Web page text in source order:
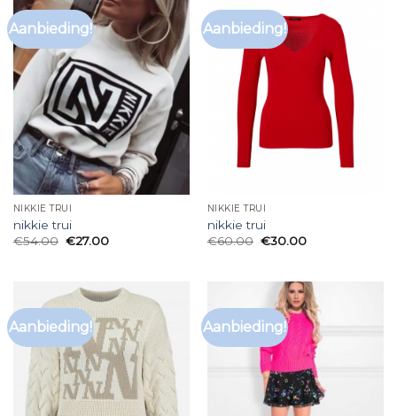
Aanbieding!
NIKKIE TRUI
nikkie trui
€54.00 €27.00
Aanbieding!
NIKKIE TRUI
nikkie trui
€60.00 €30.00
Aanbieding! Aanbieding!